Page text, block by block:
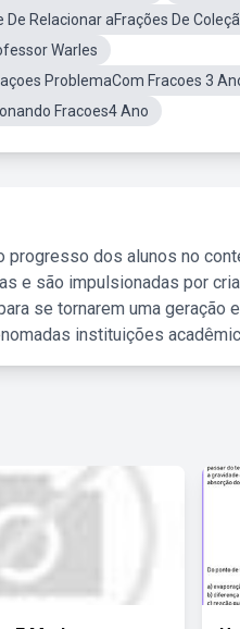
De Relacionar aFrações De
Warles
ProblemaCom Fracoes 3
Fracoes4 Ano
progresso dos alunos no
e são impulsionadas por
se tornarem uma geração
instituições